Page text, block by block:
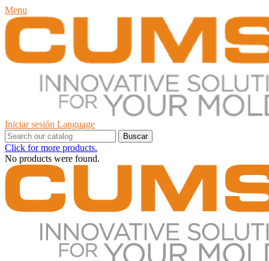
Menu
Iniciar sesión Language
Buscar
Click for more products.
No products were found.